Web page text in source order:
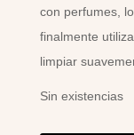
con perfumes,
finalmente
limpiar
Sin existencias